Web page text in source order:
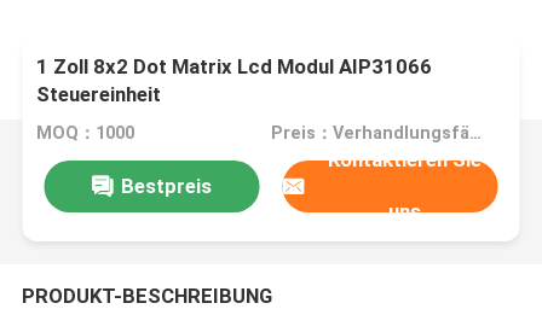
1 Zoll 8x2 Dot Matrix Lcd Modul AIP31066
Steuereinheit
MOQ：1000 Preis：Verhandlungsfähig
Bestpreis
Kontaktieren Sie
uns
PRODUKT-BESCHREIBUNG